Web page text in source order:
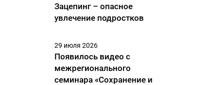
Зацепинг – опасное
увлечение подростков
29 июля 2026
Появилось видео с
межрегионального
семинара «Сохранение и